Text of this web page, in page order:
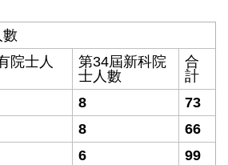
院士人
第34屆新科院
士人數
合
計
8
73
8
66
6
99